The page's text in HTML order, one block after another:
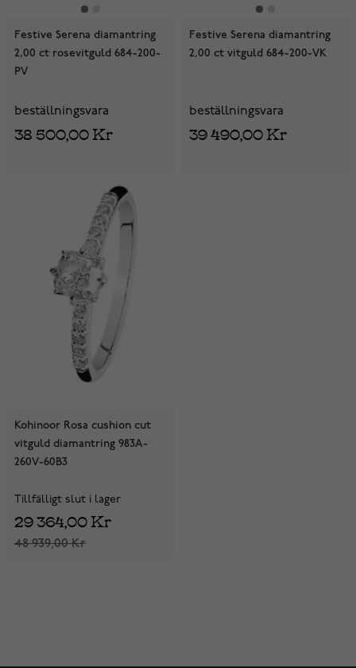
Festive Serena diamantring
2,00 ct rosevitguld 684-200-
PV
beställningsvara
38 500,00 Kr
Festive Serena diamantring
2,00 ct vitguld 684-200-VK
beställningsvara
39 490,00 Kr
Kohinoor Rosa cushion cut
vitguld diamantring 983A-
260V-60B3
Tillfälligt slut i lager
48 939,00 Kr
29 364,00 Kr